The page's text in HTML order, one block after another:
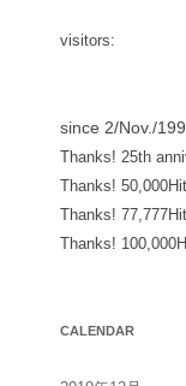
visitors:
since 2/Nov./
Thanks! 25th
Thanks!
Thanks!
Thanks!
CALENDAR